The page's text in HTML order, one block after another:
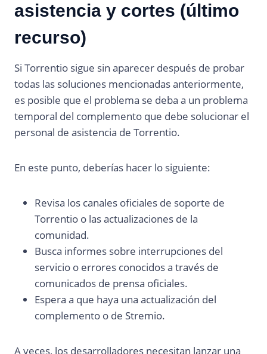
asistencia y cortes (último
recurso)
Si Torrentio sigue sin aparecer después de probar
todas las soluciones mencionadas anteriormente,
es posible que el problema se deba a un problema
temporal del complemento que debe solucionar el
personal de asistencia de Torrentio.
En este punto, deberías hacer lo siguiente:
Revisa los canales oficiales de soporte de
Torrentio o las actualizaciones de la
comunidad.
Busca informes sobre interrupciones del
servicio o errores conocidos a través de
comunicados de prensa oficiales.
Espera a que haya una actualización del
complemento o de Stremio.
A veces, los desarrolladores necesitan lanzar una